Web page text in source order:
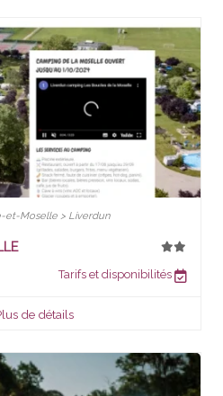
et-Moselle > Liverdun
Tarifs et disponibilités
de détails